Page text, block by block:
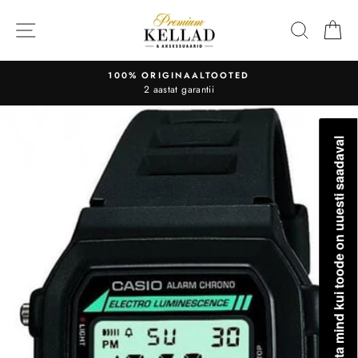
sisu
OTSI
100% ORIGINAALTOOTED
2 aastat garantii
Teavita mind kui toode on uuesti saadaval